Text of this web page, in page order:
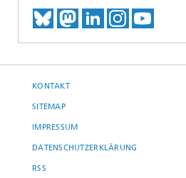
TREFFEN SIE UNS
TREFFEN SIE
TREFFEN
KONTAKT
SITEMAP
IMPRESSUM
DATENSCHUTZERKLÄRUNG
RSS